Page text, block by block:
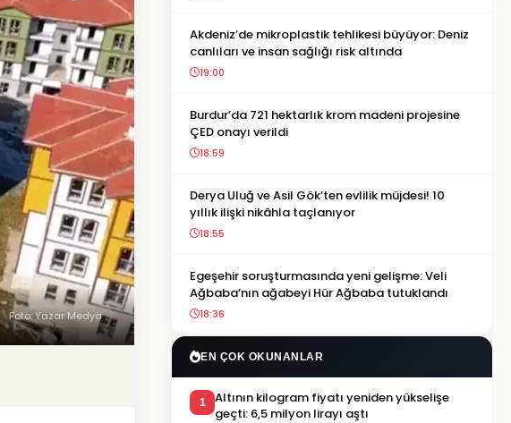
Foto: Yazar Medya
Akdeniz’de mikroplastik tehlikesi büyüyor: Deniz
canlıları ve insan sağlığı risk altında
19:00
Burdur’da 721 hektarlık krom madeni projesine
ÇED onayı verildi
18:59
Derya Uluğ ve Asil Gök’ten evlilik müjdesi! 10
yıllık ilişki nikâhla taçlanıyor
18:55
Egeşehir soruşturmasında yeni gelişme: Veli
Ağbaba’nın ağabeyi Hür Ağbaba tutuklandı
18:36
EN ÇOK OKUNANLAR
1
Altının kilogram fiyatı yeniden yükselişe
geçti: 6,5 milyon lirayı aştı